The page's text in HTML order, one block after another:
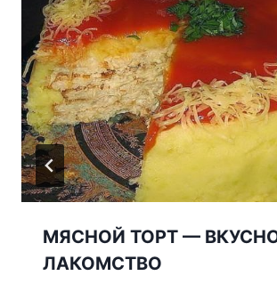
МЯСНОЙ ТОРТ —
ЛАКОМСТВО